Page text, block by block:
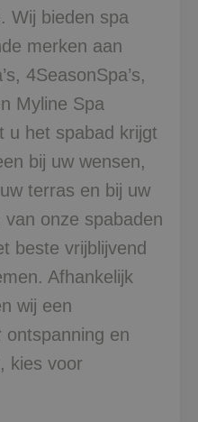
Wij bieden spa
merken aan
4SeasonSpa’s,
Myline Spa
u het spabad krijgt
bij uw wensen,
terras en bij uw
onze spabaden
beste vrijblijvend
Afhankelijk
wij een
ontspanning en
kies voor